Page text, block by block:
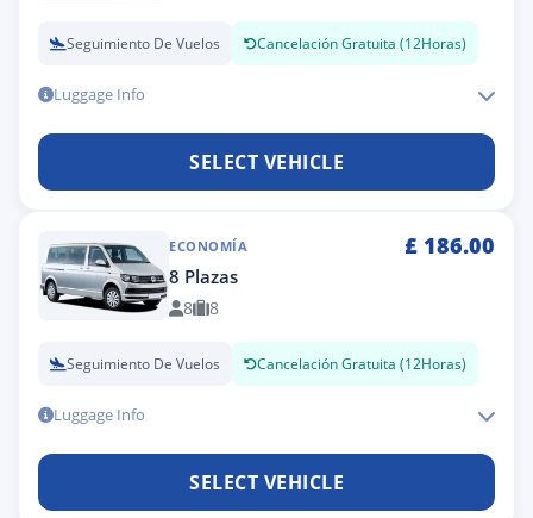
Seguimiento De Vuelos Cancelación Gratuita (12Horas)
Luggage Info
SELECT VEHICLE
ECONOMÍA £ 186.00
8 Plazas
8 8
Seguimiento De Vuelos Cancelación Gratuita (12Horas)
Luggage Info
SELECT VEHICLE